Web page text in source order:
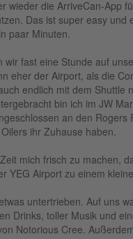
wieder die ArriveCan-App
Das ist super easy und
paar Minuten.
wir fast eine Stunde auf
eher der Airport, als die
endlich mit dem Shuttle
bin ich im JW
an den Rogers
ihr Zuhause haben.
mich frisch zu machen,
YEG Airport zu einem
untertrieben. Auf uns
Drinks, toller Musik und
Notorious Cree.